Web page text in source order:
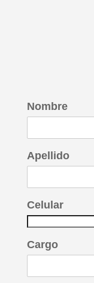
Nombre
Apellido
Celular
Cargo